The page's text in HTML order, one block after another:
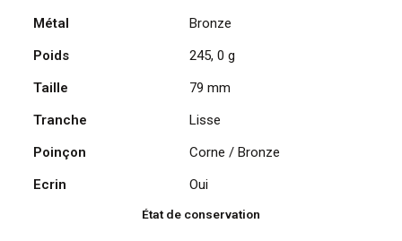
multiples
Métal
Bronze
Poids
245, 0 g
Taille
79 mm
Tranche
Lisse
Poinçon
Corne / Bronze
Ecrin
Oui
État de conservation